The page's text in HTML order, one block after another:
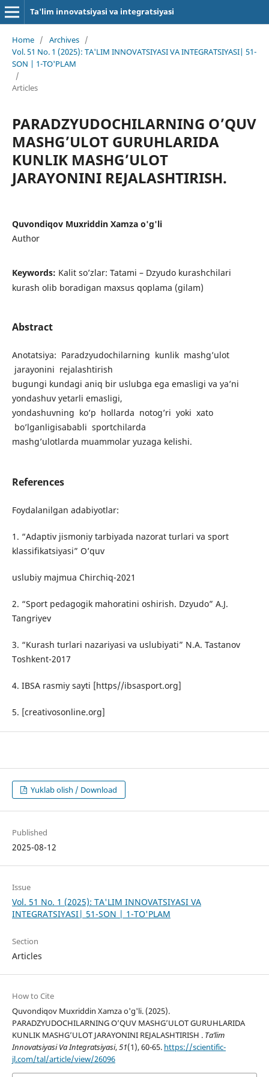
Ta'lim innovatsiyasi va integratsiyasi
Home / Archives /
Vol. 51 No. 1 (2025): TA'LIM INNOVATSIYASI VA INTEGRATSIYASI| 51-
SON | 1-TO'PLAM
/
Articles
PARADZYUDOCHILARNING O’QUV
MASHG’ULOT GURUHLARIDA
KUNLIK MASHG’ULOT
JARAYONINI REJALASHTIRISH.
Quvondiqov Muxriddin Xamza o'g'li
Author
Keywords: Kalit so’zlar: Tatami – Dzyudo kurashchilari
kurash olib boradigan maxsus qoplama (gilam)
Abstract
Anotatsiya: Paradzyudochilarning kunlik mashg’ulot
jarayonini rejalashtirish
bugungi kundagi aniq bir uslubga ega emasligi va ya’ni
yondashuv yetarli emasligi,
yondashuvning ko’p hollarda notog’ri yoki xato
bo’lganligisababli sportchilarda
mashg’ulotlarda muammolar yuzaga kelishi.
References
Foydalanilgan adabiyotlar:
1. “Adaptiv jismoniy tarbiyada nazorat turlari va sport
klassifikatsiyasi” O’quv
uslubiy majmua Chirchiq-2021
2. “Sport pedagogik mahoratini oshirish. Dzyudo” A.J.
Tangriyev
3. “Kurash turlari nazariyasi va uslubiyati” N.A. Tastanov
Toshkent-2017
4. IBSA rasmiy sayti [https//ibsasport.org]
5. [creativosonline.org]
Yuklab olish / Download
Published
2025-08-12
Issue
Vol. 51 No. 1 (2025): TA'LIM INNOVATSIYASI VA
INTEGRATSIYASI| 51-SON | 1-TO'PLAM
Section
Articles
How to Cite
Quvondiqov Muxriddin Xamza o'g'li. (2025).
PARADZYUDOCHILARNING O’QUV MASHG’ULOT GURUHLARIDA
KUNLIK MASHG’ULOT JARAYONINI REJALASHTIRISH . Ta’lim
Innovatsiyasi Va Integratsiyasi,51(1), 60-65. https://scientific-
jl.com/tal/article/view/26096